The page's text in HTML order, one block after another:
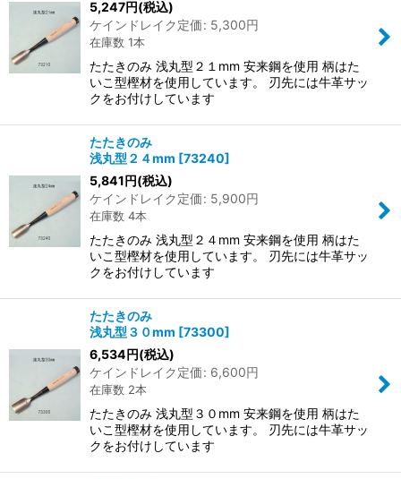
5,247円(税込)
ケインドレイク定価: 5,300円
在庫数 1本
たたきのみ 浅丸型２１mm 安来鋼を使用 柄はた
いこ型樫材を使用しています。 刃先には牛革サッ
クをお付けしています
たたきのみ
浅丸型２４mm [73240]
5,841円(税込)
ケインドレイク定価: 5,900円
在庫数 4本
たたきのみ 浅丸型２４mm 安来鋼を使用 柄はた
いこ型樫材を使用しています。 刃先には牛革サッ
クをお付けしています
たたきのみ
浅丸型３０mm [73300]
6,534円(税込)
ケインドレイク定価: 6,600円
在庫数 2本
たたきのみ 浅丸型３０mm 安来鋼を使用 柄はた
いこ型樫材を使用しています。 刃先には牛革サッ
クをお付けしています